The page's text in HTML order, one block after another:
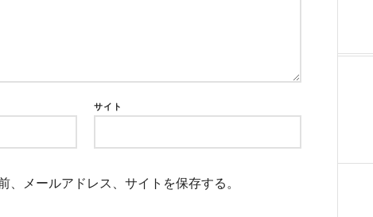
サイト
メールアドレス、サイトを保存する。